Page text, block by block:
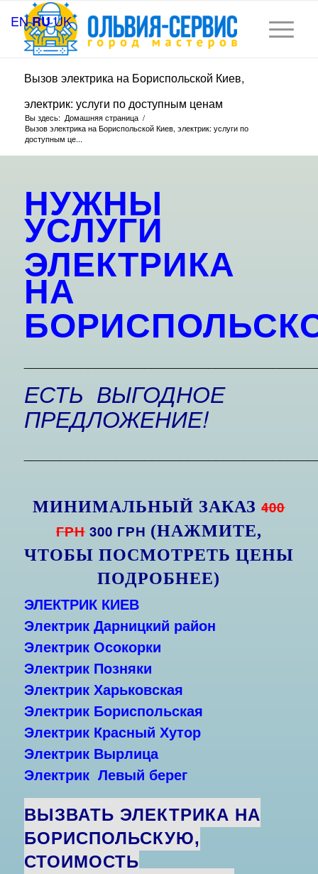
Вызов электрика на Бориспольской Киев,
электрик: услуги по доступным ценам
Вы здесь: Домашняя страница /
Вызов электрика на Бориспольской Киев, электрик: услуги по
доступным це...
НУЖНЫ
УСЛУГИ
ЭЛЕКТРИКА
НА
ЕСТЬ ВЫГОДНОЕ
ПРЕДЛОЖЕНИЕ!
МИНИМАЛЬНЫЙ ЗАКАЗ400
ГРН 300 ГРН (НАЖМИТЕ,
ЧТОБЫ ПОСМОТРЕТЬ ЦЕНЫ
ПОДРОБНЕЕ)
ЭЛЕКТРИК КИЕВ
Электрик Дарницкий район
Электрик Осокорки
Электрик Позняки
Электрик Харьковская
Электрик Бориспольская
Электрик Красный Хутор
ЭлектрикВырлица
Электрик Левый берег
ВЫЗВАТЬ ЭЛЕКТРИКА НА
БОРИСПОЛЬСКУЮ,
СТОИМОСТЬ
ENRUUK